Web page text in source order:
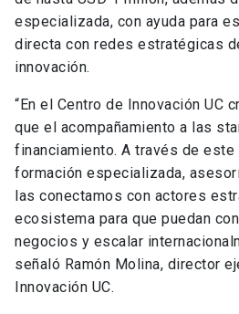
especializada, con ayuda para
directa con redes estratégicas
innovación.
“En el Centro de Innovación UC
que el acompañamiento a las
financiamiento. A través de este
formación especializada,
las conectamos con actores
ecosistema para que puedan
negocios y escalar
señaló Ramón Molina, director
Innovación UC.